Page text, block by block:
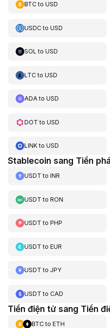
BTCto USD
USDCto USD
SOL to USD
LTCto USD
ADAto USD
DOT to USD
LINKto USD
Stablecoin sang Tiền
USDT to INR
USDT to RON
USDT to PHP
USDT to EUR
USDT to JPY
USDT to CAD
Tiền điện tử sang Tiền
BTCto ETH